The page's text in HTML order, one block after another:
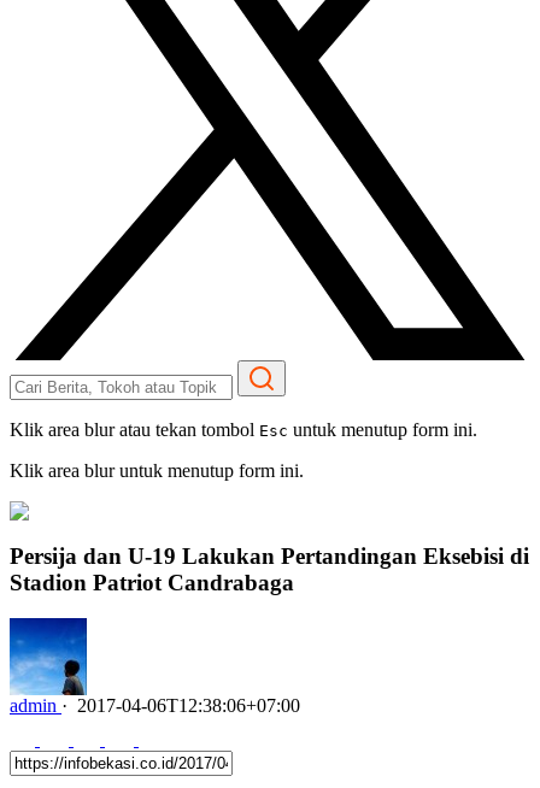
Klik area blur atau tekan tombol Esc untuk menutup form ini.
Klik area blur untuk menutup form ini.
Persija dan U-19 Lakukan Pertandingan Eksebisi di
Stadion Patriot Candrabaga
admin · 2017-04-06T12:38:06+07:00